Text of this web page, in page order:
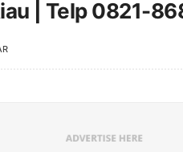
| Telp 0821-